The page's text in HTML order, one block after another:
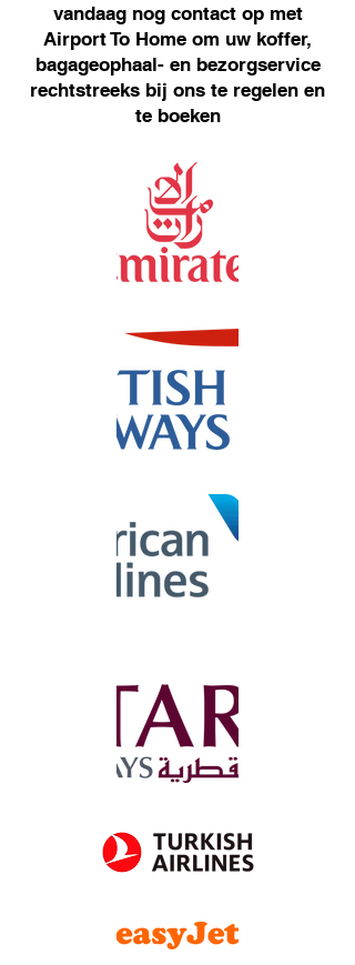
vandaag nog contact op met
Airport To Home om uw koffer,
bagageophaal- en bezorgservice
rechtstreeks bij ons te regelen en
te boeken